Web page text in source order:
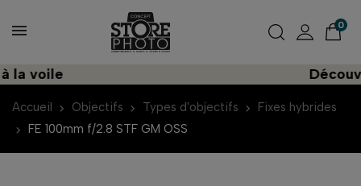
0
Accueil Objectifs Types d'objectifs
Fixes hybrides
FE 100mm f/2.8 STF GM OSS